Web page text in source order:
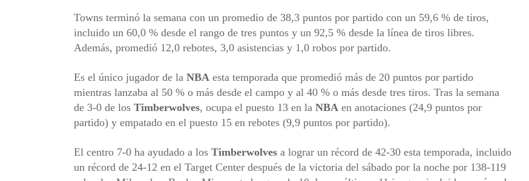
Towns terminó la semana con un promedio de 38,3 puntos por partido con un 59,6 % de tiros,
incluido un 60,0 % desde el rango de tres puntos y un 92,5 % desde la línea de tiros libres.
Además, promedió 12,0 rebotes, 3,0 asistencias y 1,0 robos por partido.
Es el único jugador de la NBA esta temporada que promedió más de 20 puntos por partido
mientras lanzaba al 50 % o más desde el campo y al 40 % o más desde tres tiros. Tras la semana
de 3-0 de los Timberwolves, ocupa el puesto 13 en la NBA en anotaciones (24,9 puntos por
partido) y empatado en el puesto 15 en rebotes (9,9 puntos por partido).
El centro 7-0 ha ayudado a los Timberwolves a lograr un récord de 42-30 esta temporada, incluido
un récord de 24-12 en el Target Center después de la victoria del sábado por la noche por 138-119